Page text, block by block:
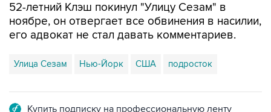
52-летний Клэш покинул "Улицу Сезам" в
ноябре, он отвергает все обвинения в насилии,
его адвокат не стал давать комментариев.
Улица Сезам Нью-Йорк США подросток
Купить подписку на профессиональную ленту